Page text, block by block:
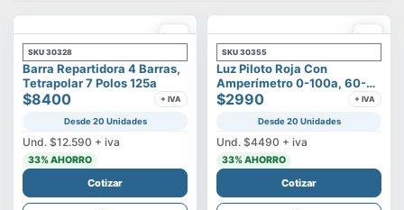
SKU 30328
Barra Repartidora 4 Barras,
Tetrapolar 7 Polos 125a
$8400 + IVA
Desde 20 Unidades
Und. $12.590 + iva
33% AHORRO
Cotizar
SKU 30355
Luz Piloto Roja Con
Amperímetro 0-100a, 60-
500v
$2990 + IVA
Desde 20 Unidades
Und. $4490 + iva
33% AHORRO
Cotizar